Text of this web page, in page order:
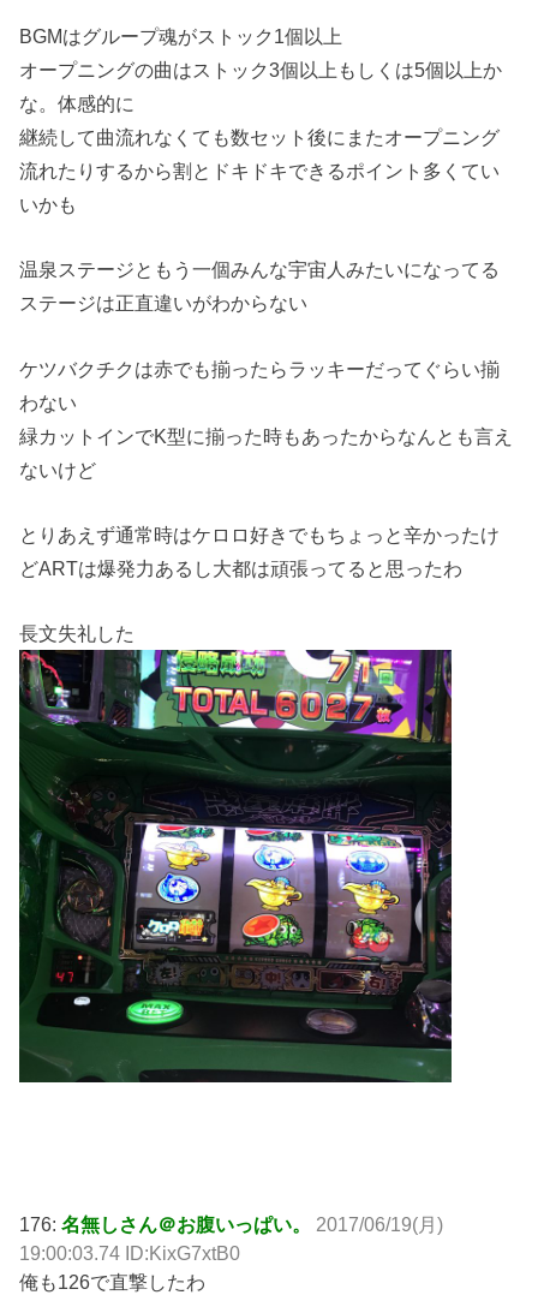
BGMはグループ魂がストック1個以上
オープニングの曲はストック3個以上もしくは5個以上か
な。体感的に
継続して曲流れなくても数セット後にまたオープニング
流れたりするから割とドキドキできるポイント多くてい
いかも
温泉ステージともう一個みんな宇宙人みたいになってる
ステージは正直違いがわからない
ケツバクチクは赤でも揃ったらラッキーだってぐらい揃
わない
緑カットインでK型に揃った時もあったからなんとも言え
ないけど
とりあえず通常時はケロロ好きでもちょっと辛かったけ
どARTは爆発力あるし大都は頑張ってると思ったわ
長文失礼した
176:名無しさん＠お腹いっぱい。
2017/06/19(月)
19:00:03.74 ID:KixG7xtB0
俺も126で直撃したわ